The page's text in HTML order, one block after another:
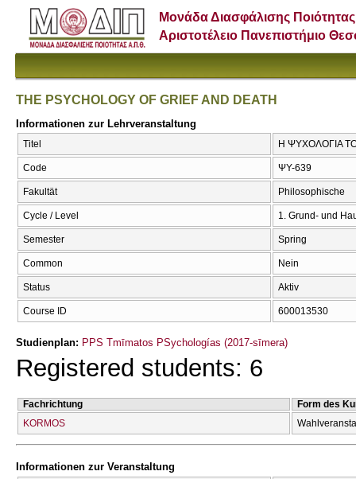
Μονάδα Διασφάλισης Ποιότητας
Αριστοτέλειο Πανεπιστήμιο
THE PSYCHOLOGY OF GRIEF AND DEATH
Informationen zur Lehrveranstaltung
Titel Η ΨΥΧΟΛΟΓΙΑ
Code ΨΥ-639
Fakultät Philosophische
Cycle / Level 1. Grund- und
Semester Spring
Common Nein
Status Aktiv
Course ID 600013530
Studienplan: PPS Tmīmatos PSychologías (2017-sīmera)
Registered students: 6
Fachrichtung
Form des
KORMOS
Informationen zur Veranstaltung